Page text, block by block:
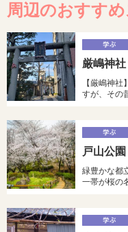
周辺のおすす
ぶ
厳嶋神社
【厳嶋神
すが、その
ぶ
戸山公
緑豊かな都
一帯が桜の